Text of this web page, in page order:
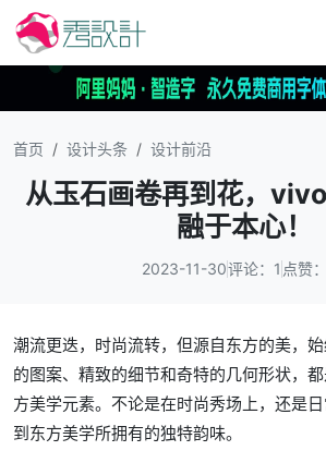
首页 设计头条 设计前沿
从玉石画卷再到花，
融于本心！
2023-11-30评论：1 点赞
潮流更迭，时尚流转，但源自东方的美，
的图案、精致的细节和奇特的几何形状，
方美学元素。不论是在时尚秀场上，还是
到东方美学所拥有的独特韵味。